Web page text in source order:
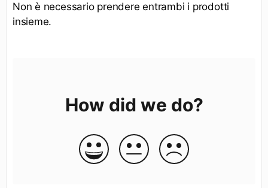
Non è necessario prendere entrambi i prodotti
insieme.
How did we do?